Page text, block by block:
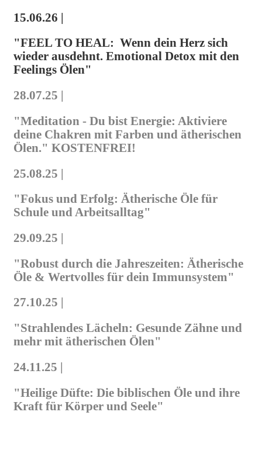
15.06.26 |
"FEEL TO HEAL: Wenn dein Herz sich
wieder ausdehnt. Emotional Detox mit den
Feelings Ölen"
28.07.25 |
"Meditation - Du bist Energie: Aktiviere
deine Chakren mit Farben und ätherischen
Ölen." KOSTENFREI!
25.08.25 |
"Fokus und Erfolg: Ätherische Öle für
Schule und Arbeitsalltag"
29.09.25 |
"Robust durch die Jahreszeiten: Ätherische
Öle & Wertvolles für dein Immunsystem"
27.10.25 |
"Strahlendes Lächeln: Gesunde Zähne und
mehr mit ätherischen Ölen"
24.11.25 |
"Heilige Düfte: Die biblischen Öle und ihre
Kraft für Körper und Seele"